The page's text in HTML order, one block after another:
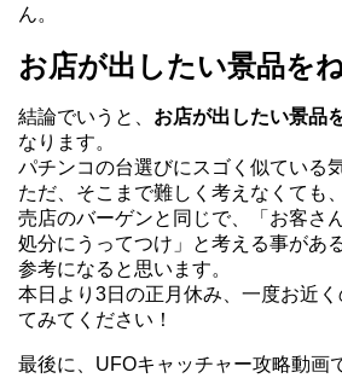
ん。
お店が出したい景品を
結論でいうと、 お店が出したい景品
なります。
パチンコの台選びにスゴく似ている
ただ、そこまで難しく考えなくても
売店のバーゲンと同じで、「お客さ
処分にうってつけ」と考える事があ
参考になると思います。
本日より3日の正月休み、一度お近
てみてください！
最後に、UFOキャッチャー攻略動画